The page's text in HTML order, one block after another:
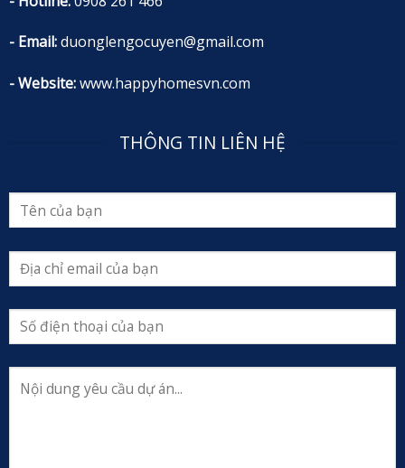
- Email:duonglengocuyen@gmail.com
- Website:www.happyhomesvn.com
THÔNG TIN LIÊN HỆ